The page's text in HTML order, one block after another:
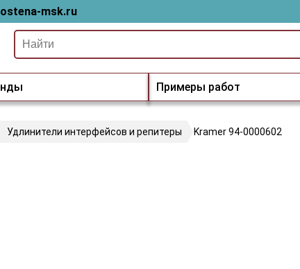
msk.ru
Примеры работ
Удлинители интерфейсов и репитеры Kramer 94-0000602